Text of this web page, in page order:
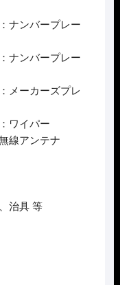
ナンバープレー
ナンバープレー
メーカーズプレ
ワイパー
線アンテナ
治具 等